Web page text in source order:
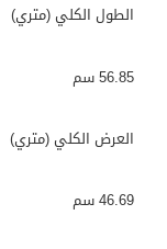
الطول الكلي (متري)
56.85 سم
العرض الكلي (متري)
46.69 سم